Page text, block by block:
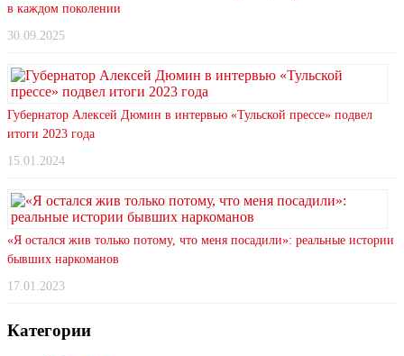
в каждом поколении
30.09.2025
Губернатор Алексей Дюмин в интервью «Тульской прессе» подвел
итоги 2023 года
15.01.2024
«Я остался жив только потому, что меня посадили»: реальные истории
бывших наркоманов
17.01.2023
Категории